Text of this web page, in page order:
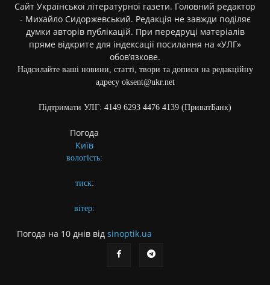
Сайт Української літературної газети. Головний редактор
- Михайло Сидоржевський. Редакція не завжди поділяє
думки авторів публікацій. При передруці матеріалів
пряме відкрите для індексації посилання на «УЛГ»
обов’язкове.
Надсилайте ваші новини, статті, твори та дописи на редакційну
адресу oksent@ukr.net
Підтримати УЛГ: 4149 6293 4476 4139 (ПриватБанк)
Погода
Київ
вологість:
тиск:
вітер:
Погода на 10 днів від sinoptik.ua